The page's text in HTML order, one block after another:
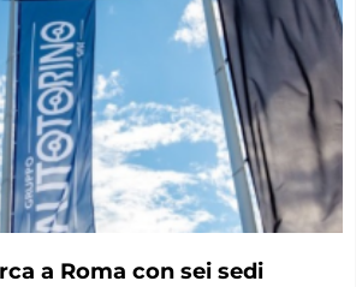
a Roma con sei sedi